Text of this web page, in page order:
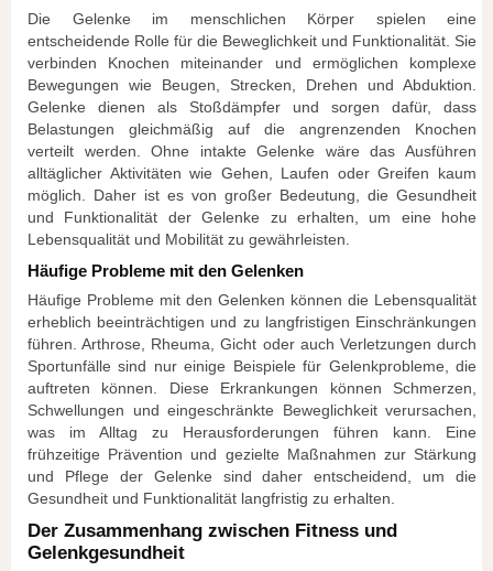
Die Gelenke im menschlichen Körper spielen eine
entscheidende Rolle für die Beweglichkeit und Funktionalität. Sie
verbinden Knochen miteinander und ermöglichen komplexe
Bewegungen wie Beugen, Strecken, Drehen und Abduktion.
Gelenke dienen als Stoßdämpfer und sorgen dafür, dass
Belastungen gleichmäßig auf die angrenzenden Knochen
verteilt werden. Ohne intakte Gelenke wäre das Ausführen
alltäglicher Aktivitäten wie Gehen, Laufen oder Greifen kaum
möglich. Daher ist es von großer Bedeutung, die Gesundheit
und Funktionalität der Gelenke zu erhalten, um eine hohe
Lebensqualität und Mobilität zu gewährleisten.
Häufige Probleme mit den Gelenken
Häufige Probleme mit den Gelenken können die Lebensqualität
erheblich beeinträchtigen und zu langfristigen Einschränkungen
führen. Arthrose, Rheuma, Gicht oder auch Verletzungen durch
Sportunfälle sind nur einige Beispiele für Gelenkprobleme, die
auftreten können. Diese Erkrankungen können Schmerzen,
Schwellungen und eingeschränkte Beweglichkeit verursachen,
was im Alltag zu Herausforderungen führen kann. Eine
frühzeitige Prävention und gezielte Maßnahmen zur Stärkung
und Pflege der Gelenke sind daher entscheidend, um die
Gesundheit und Funktionalität langfristig zu erhalten.
Der Zusammenhang zwischen Fitness und
Gelenkgesundheit